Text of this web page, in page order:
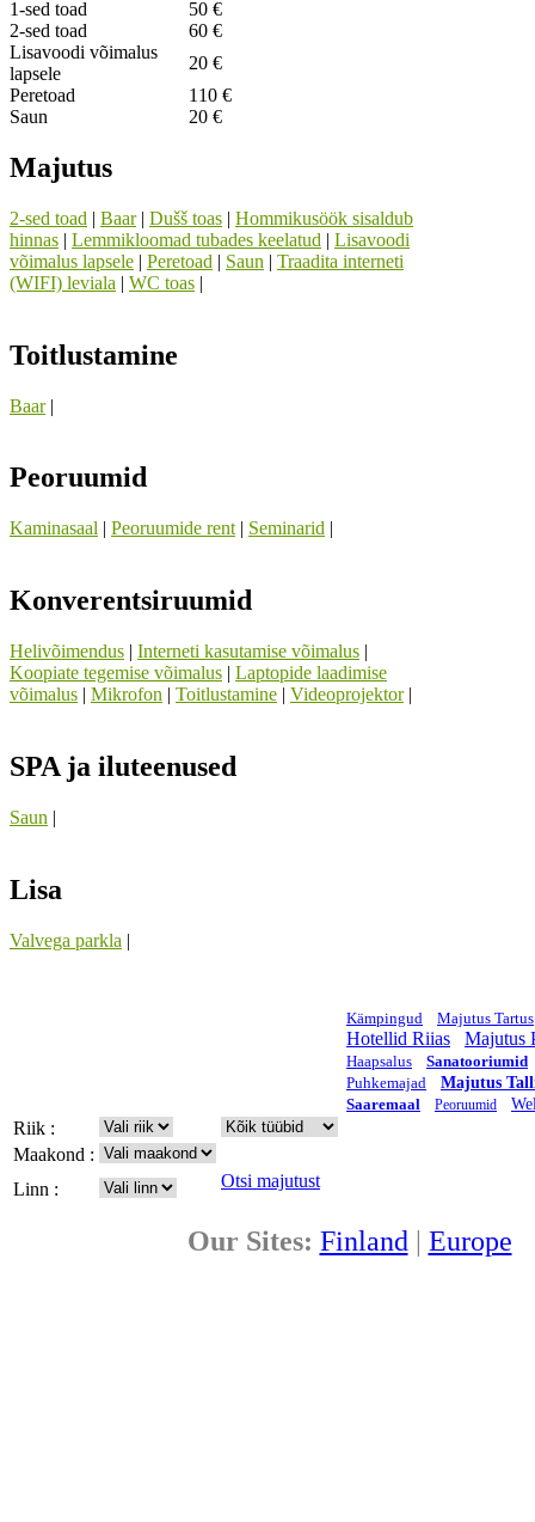
1-sed toad
50 €
2-sed toad
60 €
Lisavoodi võimalus
lapsele
20 €
Peretoad
110 €
Saun
20 €
Majutus
2-sed toad | Baar| Dušš toas | Hommikusöök sisaldub
hinnas | Lemmikloomad tubades keelatud | Lisavoodi
võimalus lapsele | Peretoad | Saun | Traadita interneti
(WIFI) leviala | WC toas |
Toitlustamine
Baar|
Peoruumid
Kaminasaal | Peoruumide rent | Seminarid |
Konverentsiruumid
Helivõimendus | Interneti kasutamise võimalus |
Koopiate tegemise võimalus | Laptopide laadimise
võimalus | Mikrofon | Toitlustamine | Videoprojektor|
SPA ja iluteenused
Saun |
Lisa
Valvega parkla |
Kämpingud Majutus Tartus
Hotellid Riias Majutus
Haapsalus
Sanatooriumid
Puhkemajad
Majutus
Saaremaal
Peoruumid
Riik :
Maakond :
Linn :
Otsi majutust
Our Sites: Finland | Europe